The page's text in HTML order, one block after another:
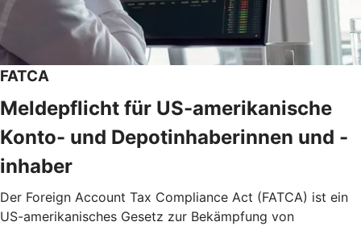
FATCA
Meldepflicht für US-amerikanische
Konto- und Depotinhaberinnen und -
inhaber
Der Foreign Account Tax Compliance Act (FATCA) ist ein
US-amerikanisches Gesetz zur Bekämpfung von